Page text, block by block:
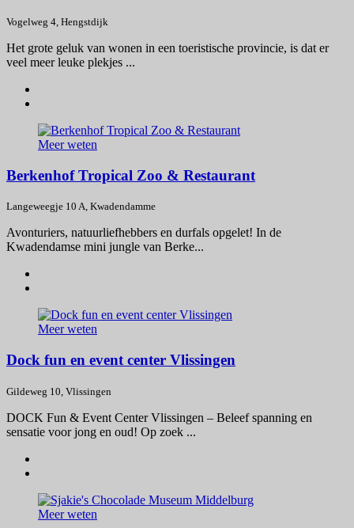
Vogelweg 4, Hengstdijk
Het grote geluk van wonen in een toeristische provincie, is dat er
veel meer leuke plekjes ...
Meer weten
Berkenhof Tropical Zoo & Restaurant
Langeweegje 10 A, Kwadendamme
Avonturiers, natuurliefhebbers en durfals opgelet! In de
Kwadendamse mini jungle van Berke...
Meer weten
Dock fun en event center Vlissingen
Gildeweg 10, Vlissingen
DOCK Fun & Event Center Vlissingen – Beleef spanning en
sensatie voor jong en oud! Op zoek ...
Meer weten